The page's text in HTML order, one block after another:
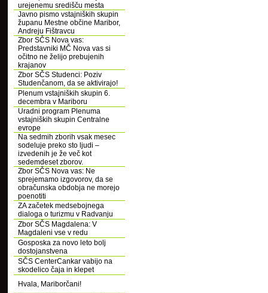
urejenemu središču mesta
Javno pismo vstajniških skupin
županu Mestne občine Maribor,
Andreju Fištravcu
Zbor SČS Nova vas:
Predstavniki MČ Nova vas si
očitno ne želijo prebujenih
krajanov
Zbor SČS Studenci: Poziv
Studenčanom, da se aktivirajo!
Plenum vstajniških skupin 6.
decembra v Mariboru
Uradni program Plenuma
vstajniških skupin Centralne
evrope
Na sedmih zborih vsak mesec
sodeluje preko sto ljudi –
izvedenih je že več kot
sedemdeset zborov.
Zbor SČS Nova vas: Ne
sprejemamo izgovorov, da se
obračunska obdobja ne morejo
poenotiti
ZA začetek medsebojnega
dialoga o turizmu v Radvanju
Zbor SČS Magdalena: V
Magdaleni vse v redu
Gosposka za novo leto bolj
dostojanstvena
SČS CenterCankar vabijo na
skodelico čaja in klepet
Hvala, Mariborčani!